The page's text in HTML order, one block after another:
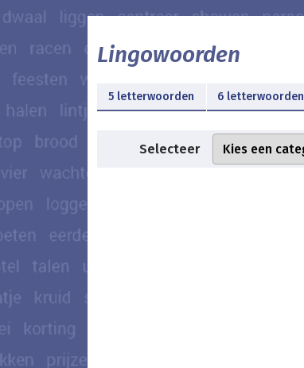
Lingowoorden
5 letterwoorden 6 letterwoorden
Selecteer